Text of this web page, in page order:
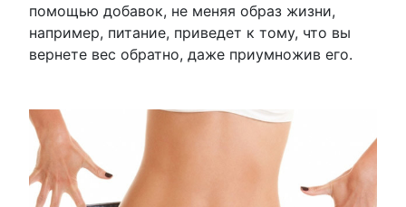
помощью добавок, не меняя образ жизни,
например, питание, приведет к тому, что вы
вернете вес обратно, даже приумножив его.